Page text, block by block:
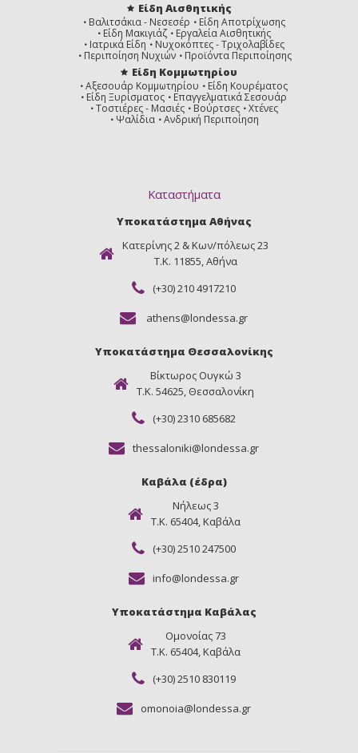
Είδη Αισθητικής
Βαλιτσάκια - Νεσεσέρ
Είδη Αποτρίχωσης
Είδη Μακιγιάζ
Εργαλεία Αισθητικής
Ιατρικά Είδη
Νυχοκόπτες - Τριχολαβίδες
Περιποίηση Νυχιών
Προϊόντα Περιποίησης
Είδη Κομμωτηρίου
Αξεσουάρ Κομμωτηρίου
Είδη Κουρέματος
Είδη Ξυρίσματος
Επαγγελματικά Σεσουάρ
Τοστιέρες - Μασιές
Βούρτσες
Χτένες
Ψαλίδια
Ανδρική Περιποίηση
Καταστήματα
Υποκατάστημα Αθήνας
Κατερίνης 2 & Κων/πόλεως 23
Τ.Κ. 11855, Αθήνα
(+30) 210 4917210
athens@londessa.gr
Υποκατάστημα Θεσσαλονίκης
Βίκτωρος Ουγκώ 3
Τ.Κ. 54625, Θεσσαλονίκη
(+30) 2310 685682
thessaloniki@londessa.gr
Καβάλα (έδρα)
Νήλεως 3
Τ.Κ. 65404, Καβάλα
(+30) 2510 247500
info@londessa.gr
Υποκατάστημα Καβάλας
Ομονοίας 73
Τ.Κ. 65404, Καβάλα
(+30) 2510 830119
omonoia@londessa.gr